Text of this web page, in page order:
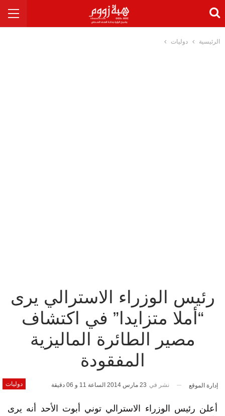
الرئيسية دوليات
رئيس الوزراء الاسترالي يرى
“أملا متزايدا” في اكتشاف
مصير الطائرة الماليزية
المفقودة
دوليات إدارة الموقع نشر في 23 مارس 2014 الساعة 11 و 06 دقيقة
أعلن رئيس الوزراء الاسترالي توني أبوت الأحد أنه يرى